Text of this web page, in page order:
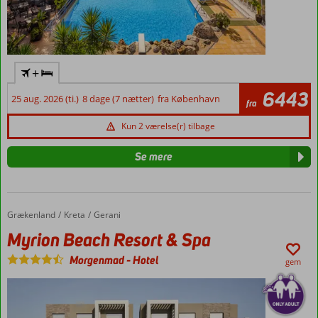
+
25 aug. 2026 (ti.) 8 dage (7 nætter) fra København fra 6443
Kun 2 værelse(r) tilbage
Se mere
Forside
Grækenland Kreta Gerani
Myrion Beach Resort & Spa
Myrion Beach Resort & Spa
Morgenmad-Hotel gem